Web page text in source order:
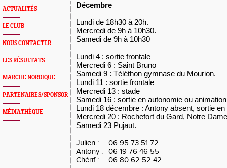
ACTUALITÉS
LE CLUB
NOUS CONTACTER
LES RÉSULTATS
MARCHE NORDIQUE
PARTENAIRES/SPONSORS
MÉDIATHÈQUE
Décembre
Lundi de 18h30 à 20h.
Mercredi de 9h à 10h30.
Samedi de 9h à 10h30
Lundi 4 : sortie frontale
Mercredi 6 : Saint Bruno
Samedi 9 : Téléthon gymnase du Mourion.
Lundi 11 : sortie frontale
Mercredi 13 : stade
Samedi 16 : sortie en autonomie ou
Lundi 18 décembre : Antony absent, sortie
Mercredi 20 : Rochefort du Gard, Notre
Samedi 23 Pujaut.
Julien :
06 95 73 51 72
Antony :
06 19 76 46 55
Chérif :
06 80 62 52 42